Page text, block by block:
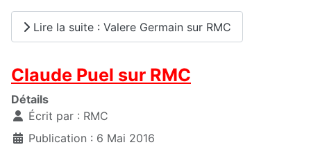
Lire la suite : Valere Germain sur RMC
Claude Puel sur RMC
Détails
Écrit par : RMC
Publication : 6 Mai 2016